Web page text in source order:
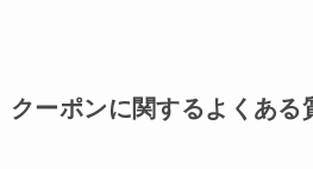
クーポンに関するよくある